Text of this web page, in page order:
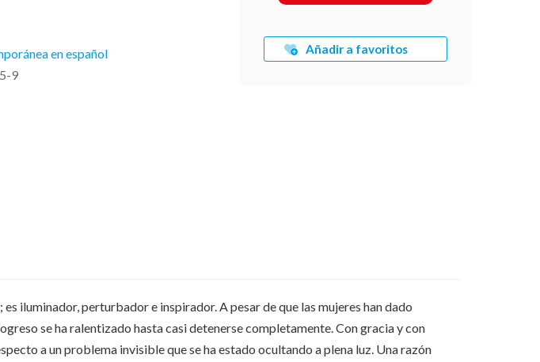
en español
9
Añadir a favoritos
iluminador, perturbador e inspirador. A pesar de que las mujeres han dado
se ha ralentizado hasta casi detenerse completamente. Con gracia y con
a un problema invisible que se ha estado ocultando a plena luz. Una razón